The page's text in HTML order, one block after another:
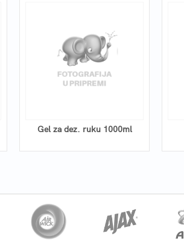
Gel za dez. ruku 1000ml